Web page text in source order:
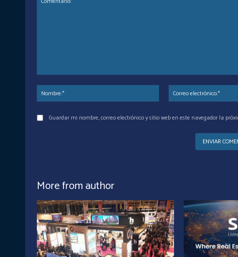
Nombre:*
Guardar mi nombre, correo electrónico y sitio web en este navegador la
More from author